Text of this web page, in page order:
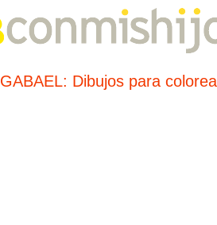
GABAEL: Dibujos para